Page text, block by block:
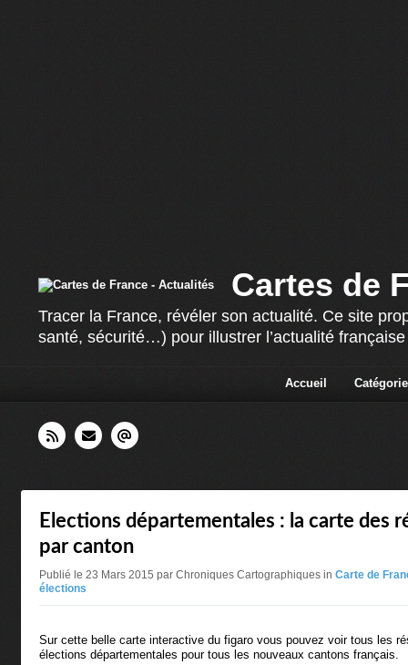
Cartes de
Tracer la France, révéler son actualité. Ce site
santé, sécurité…) pour illustrer l’actualité
Accueil
Elections départementales : la carte des
par canton
Publié le 23 Mars 2015 par Chroniques Cartographiques in Carte de
élections
Sur cette belle carte interactive du figaro vous pouvez voir tous les
élections départementales pour tous les nouveaux cantons français.